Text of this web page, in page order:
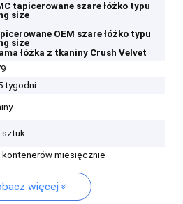
tapicerowane szare łóżko typu
size
OEM szare łóżko typu
size
łóżka z tkaniny Crush Velvet
tygodni
sztuk
kontenerów miesięcznie
więcej